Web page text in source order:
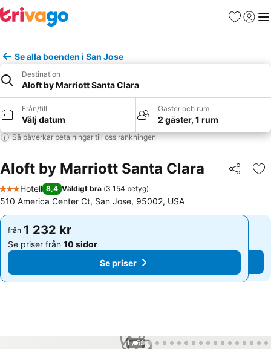
Favoriter
Logga
Se alla boenden i San Jose
Destination
Aloft by Marriott Santa Clara
Från/till
Välj datum
Gäster och rum
2 gäster, 1 rum
Så påverkar betalningar till oss rankningen
Aloft by Marriott Santa Clara Dela
3 Stjärnor
Hotell 8,4 Väldigt bra (3 154 betyg)
510 America Center Ct, San Jose, 95002, USA
från 1 232 kr
Se priser från 10 sidor
Se priser
från 1 232 kr
Se priser från 10 sidor
Se priser
1 / 59